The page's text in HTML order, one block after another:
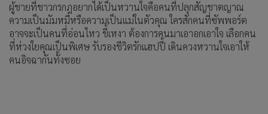
ผู้ชายที่ชาวกรกฎอยากได้เป็นหวานใจคือคนที่ปลุกสัญชาตญาณ
ความเป็นมัมหมีหรือความเป็นแม่ในตัวคุณ ใครสักคนที่ซัพพอร์ต
อาจจะเป็นคนที่อ่อนไหว ขี้เหงา ต้องการคนมาเอาอกเอาใจ เลือกคน
ที่ห่วงใยคุณเป็นพิเศษ รับรองชีวิตรักแฮปปี้ เดินควงหวานใจเอาให้
คนอิจฉากันทั้งซอย